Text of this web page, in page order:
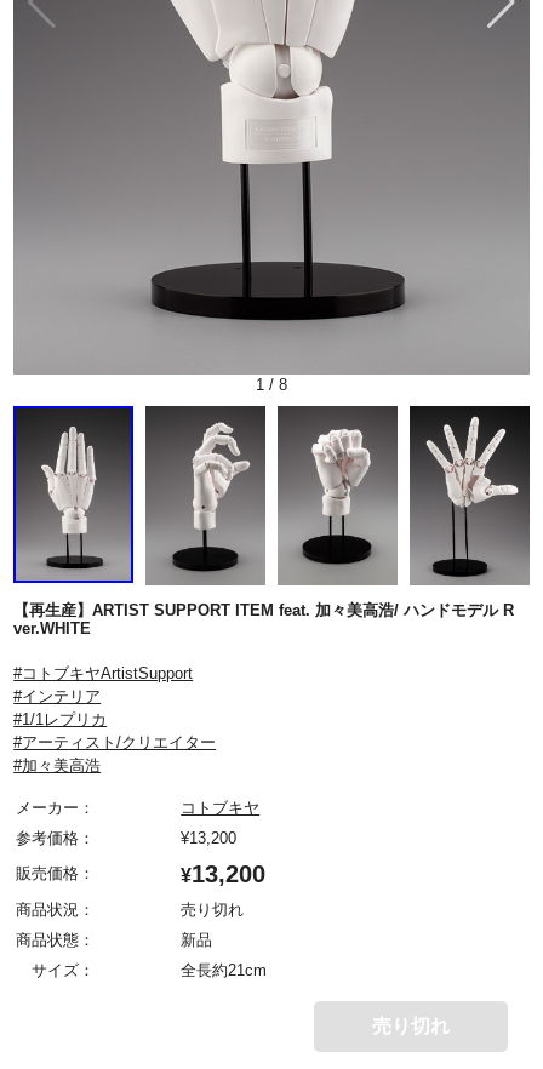
1 / 8
【再生産】ARTIST SUPPORT ITEM feat. 加々美高浩/ ハンドモデル R
ver.WHITE
#コトブキヤArtistSupport
#インテリア
#1/1レプリカ
#アーティスト/クリエイター
#加々美高浩
メーカー：
コトブキヤ
参考価格：
¥13,200
販売価格：
¥13,200
商品状況：
売り切れ
商品状態：
新品
サイズ：
全長約21cm
売り切れ